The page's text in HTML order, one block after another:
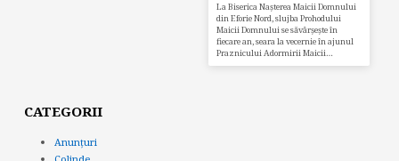
La Biserica Nașterea Maicii Domnului
din Eforie Nord, slujba Prohodului
Maicii Domnului se săvârșește în
fiecare an, seara la vecernie în ajunul
Praznicului Adormirii Maicii…
CATEGORII
Anunțuri